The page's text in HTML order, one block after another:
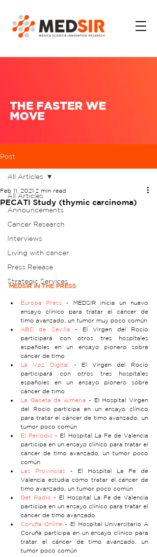
THE FASTER WE
MOVE
Post
All Articles
Announcements
Cancer Research
Interviews
Living with cancer
Press Release
Strategic Services
All Articles
PECATI Study (thymic carcinoma)
Feb 11, 2021 2 min read
MEDSIR IN THE PRESS
Europa Press - MEDSIR inicia un nuevo
ensayo clínico para tratar el cáncer de
timo avanzado, un tumor muy poco común
ABC de Sevilla - El Virgen del Rocío
participará con otros tres hospitales
españoles en un ensayo pionero sobre
cáncer de timo
La Voz Digital - El Virgen del Rocío
participará con otros tres hospitales
españoles en un ensayo pionero sobre
cáncer de timo
La Gaceta de Almería - El Hospital Virgen
del Rocío participa en un ensayo clínico
para tratar el cáncer de timo avanzado, un
tumor poco común
El Periòdic - El Hospital La Fe de Valencia
participa en un ensayo clínico para tratar el
cáncer de timo avanzado, un tumor poco
común
Las Provincias - El Hospital La Fe de
Valencia estudia cómo tratar el cáncer de
timo avanzado, un tumor poco común
Get Radio - El Hospital La Fe de Valencia
participa en un ensayo clínico para tratar el
cáncer de timo avanzado
Coruña Online - El Hospital Universitario A
Coruña participa en un ensayo clínico para
tratar el cáncer de timo avanzado, un
tumor poco común